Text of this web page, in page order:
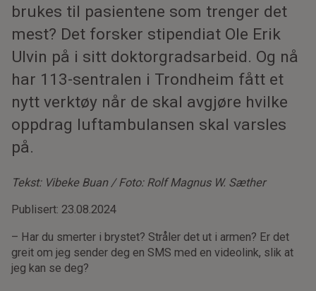
brukes til pasientene som trenger det
mest? Det forsker stipendiat Ole Erik
Ulvin på i sitt doktorgradsarbeid. Og nå
har 113-sentralen i Trondheim fått et
nytt verktøy når de skal avgjøre hvilke
oppdrag luftambulansen skal varsles
på.
Tekst: Vibeke Buan / Foto: Rolf Magnus W. Sæther
Publisert: 23.08.2024
– Har du smerter i brystet? Stråler det ut i armen? Er det
greit om jeg sender deg en SMS med en videolink, slik at
jeg kan se deg?